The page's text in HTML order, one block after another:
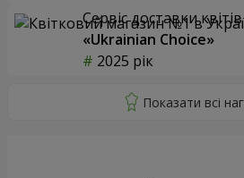
Сервіс доставки квітів
«Ukrainian Choice»
2025 рік